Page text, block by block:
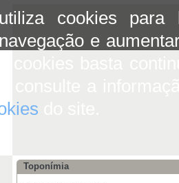
cookies para
e
Toponímia